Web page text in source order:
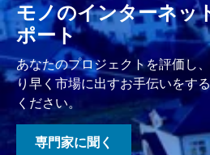
モノのインターネッ
ポート
あなたのプロジェクトを評価し
り早く市場に出すお手伝いをす
ください。
専門家に聞く